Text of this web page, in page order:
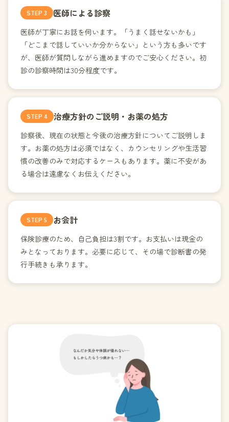
STEP 3 医師による診察
医師が丁寧にお話を伺います。「うまく話せないかも」
「どこまで話していいか分からない」という方も多いです
が、医師が質問しながら進めますのでご安心ください。初
診の診察時間は30分程度です。
STEP 4 治療方針のご説明・お薬の処方
診察後、現在の状態と今後の治療方針についてご説明しま
す。お薬の処方は必須ではなく、カウンセリングや生活習
慣の改善のみで対応するケースもあります。薬に不安があ
る場合は遠慮なくお伝えください。
STEP 5 お会計
保険診療のため、自己負担は3割です。お支払いは現金の
みとなっております。必要に応じて、その場で診断書の発
行手続きも承ります。